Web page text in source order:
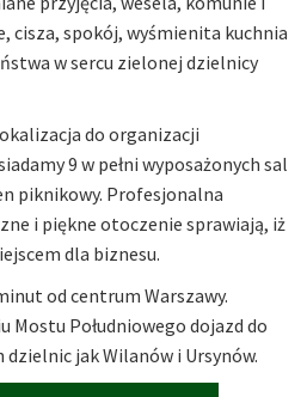
cisza, spokój, wyśmienita kuchnia
w sercu zielonej dzielnicy
do organizacji
9 w pełni wyposażonych sal
piknikowy. Profesjonalna
i piękne otoczenie sprawiają, iż
dla biznesu.
od centrum Warszawy.
Mostu Południowego dojazd do
jak Wilanów i Ursynów.